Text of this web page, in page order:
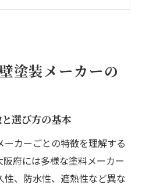
賢い選択法
者を見抜くコツと注意点
外壁塗装業者の共通点
ルを防ぐ選び方の実践法
口コミを正しく活用しよ
塗装メーカーの
選び方の基本
カーごとの特徴を理解する
府には多様な塗料メーカー
、防水性、遮熱性など異な